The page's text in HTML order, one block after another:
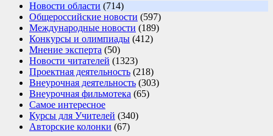
Новости области (714)
Общероссийские новости (597)
Международные новости (189)
Конкурсы и олимпиады (412)
Мнение эксперта (50)
Новости читателей (1323)
Проектная деятельность (218)
Внеурочная деятельность (303)
Внеурочная фильмотека (65)
Самое интересное
Курсы для Учителей (340)
Авторские колонки (67)